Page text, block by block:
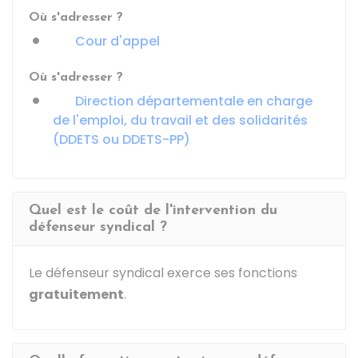
Où s'adresser ?
Cour d'appel
Où s'adresser ?
Direction départementale en charge
de l'emploi, du travail et des solidarités
(DDETS ou DDETS-PP)
Quel est le coût de l'intervention du
défenseur syndical ?
Le défenseur syndical exerce ses fonctions
gratuitement.